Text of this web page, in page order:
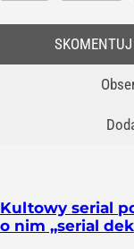
SKOMENTUJ
Kultowy serial
o nim „serial